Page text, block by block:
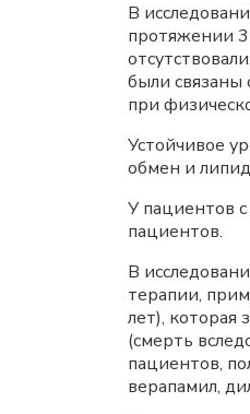
В
протяжении
были
при
Устойчивое
обмен и
У пациентов
пациентов.
В
терапии,
лет), которая
(смерть
пациентов,
верапамил,